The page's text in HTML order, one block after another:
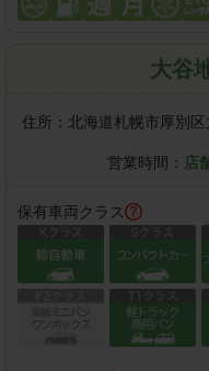
大谷
住所： 北海道札幌市厚別
営業時間： 店
保有車両クラス